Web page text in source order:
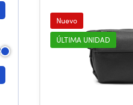
Nuevo
ÚLTIMA UNIDAD